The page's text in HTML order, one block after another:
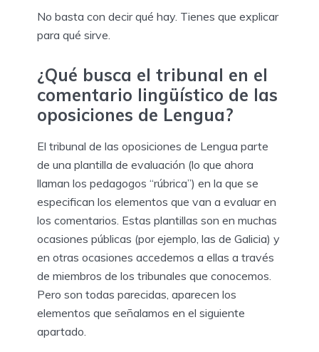
No basta con decir qué hay. Tienes que explicar
para qué sirve.
¿Qué busca el tribunal en el
comentario lingüístico de las
oposiciones de Lengua?
El tribunal de las oposiciones de Lengua parte
de una plantilla de evaluación (lo que ahora
llaman los pedagogos “rúbrica”) en la que se
especifican los elementos que van a evaluar en
los comentarios. Estas plantillas son en muchas
ocasiones públicas (por ejemplo, las de Galicia) y
en otras ocasiones accedemos a ellas a través
de miembros de los tribunales que conocemos.
Pero son todas parecidas, aparecen los
elementos que señalamos en el siguiente
apartado.